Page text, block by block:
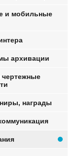
и мобильные
архивации
награды